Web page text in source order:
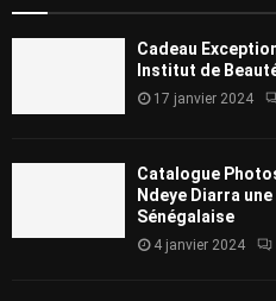
Cadeau
Institut de
17 janvier 2024
Catalogue
Ndeye Diarra
Sénégalaise
4 janvier 2024